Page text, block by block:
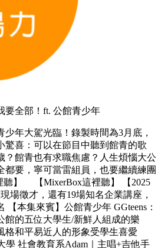
要全部！ft. 公館青少年
年大駕光臨！錄製時間為3月底，
驚喜：可以在節目中聽到館青的歌
？館青也有求職焦慮？人生煩惱大公
都要，寧可當雷組員，也要繼續練團
聽】 【MixerBox這裡聽】 【2025
場徵才，還有19場知名企業講座，
【本集來賓】公館青少年 GGteens：
館的五位大學生/新鮮人組成的樂
格和平易近人的形象受學生喜愛
學 社會教育系Adam｜主唱+吉他手